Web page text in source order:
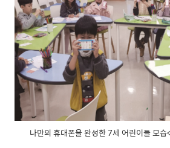
나만의 휴대폰을 완성한 7세 어린이들 모